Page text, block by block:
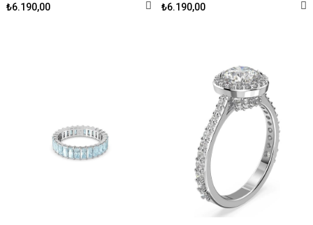
₺6.190,00 ₺6.190,00